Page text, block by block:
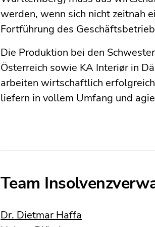
werden, wenn sich nicht zeitnah
Fortführung des
Die Produktion bei den
Österreich sowie KA Interiør in
arbeiten wirtschaftlich
liefern in vollem Umfang und
Team
Dr. Dietmar Haffa